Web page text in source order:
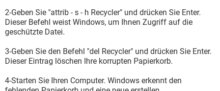
2-Geben Sie "attrib - s - h Recycler" und drücken Sie Enter.
Dieser Befehl weist Windows, um Ihnen Zugriff auf die
geschützte Datei.
3-Geben Sie den Befehl "del Recycler" und drücken Sie Enter.
Dieser Eintrag löschen Ihre korrupten Papierkorb.
4-Starten Sie Ihren Computer. Windows erkennt den